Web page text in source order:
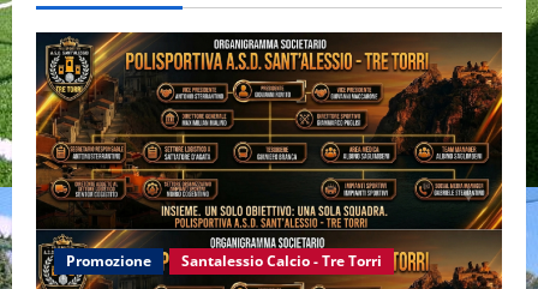
Promozione Santalessio Calcio - Tre Torri